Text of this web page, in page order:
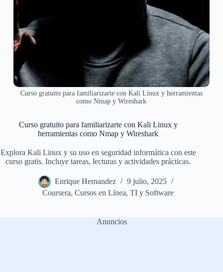
Curso gratuito para familiarizarte con Kali Linux y herramientas
como Nmap y Wireshark
Curso gratuito para familiarizarte con Kali Linux y
herramientas como Nmap y Wireshark
Explora Kali Linux y su uso en seguridad informática con este
curso gratis. Incluye tareas, lecturas y actividades prácticas.
Enrique Hernandez
9 julio, 2025
Coursera,Cursos en Línea,TI y Software
Anuncios